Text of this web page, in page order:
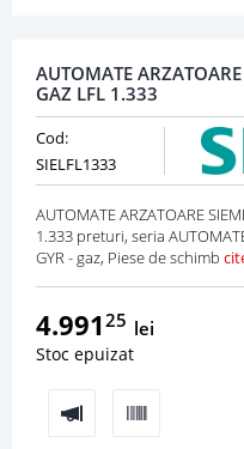
AUTOMATE
GAZ LFL 1.333
Cod:
SIELFL1333
AUTOMATE ARZATOARE
1.333 preturi, seria
GYR - gaz, Piese de schimb
4.99125 lei
Stoc epuizat